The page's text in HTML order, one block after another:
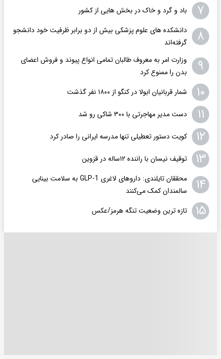
۷ باد و گرد و خاک در بخش هایی از کشور
۸
دانشکده های علوم پزشکی بیش از دو برابر ظرفیت خود دانشجو
گرفته‌اند
۹
وزارت امر به معروف طالبان تمامی انواع پیوند و فروش اعضای
بدن را ممنوع کرد
۱۰ شمار قربانیان ابولا در کنگو از ۱۸۰۰ نفر گذشت
۱۱ دست مدیر مهاجرتی با ۳۰۰ شاکی رو شد
۱۲ کویت دستور تعطیلی تنها مدرسه ایرانی را صادر کرد
۱۳ توقیف نیسان با راننده ۱۲ساله در قزوین
۱۴
محققان تایلندی: داروهای لاغری GLP-1 به سلامت بینایی
سالمندان کمک می‌کنند
۱۵ تازه ترین وضعیت تنگه هرمز/عکس